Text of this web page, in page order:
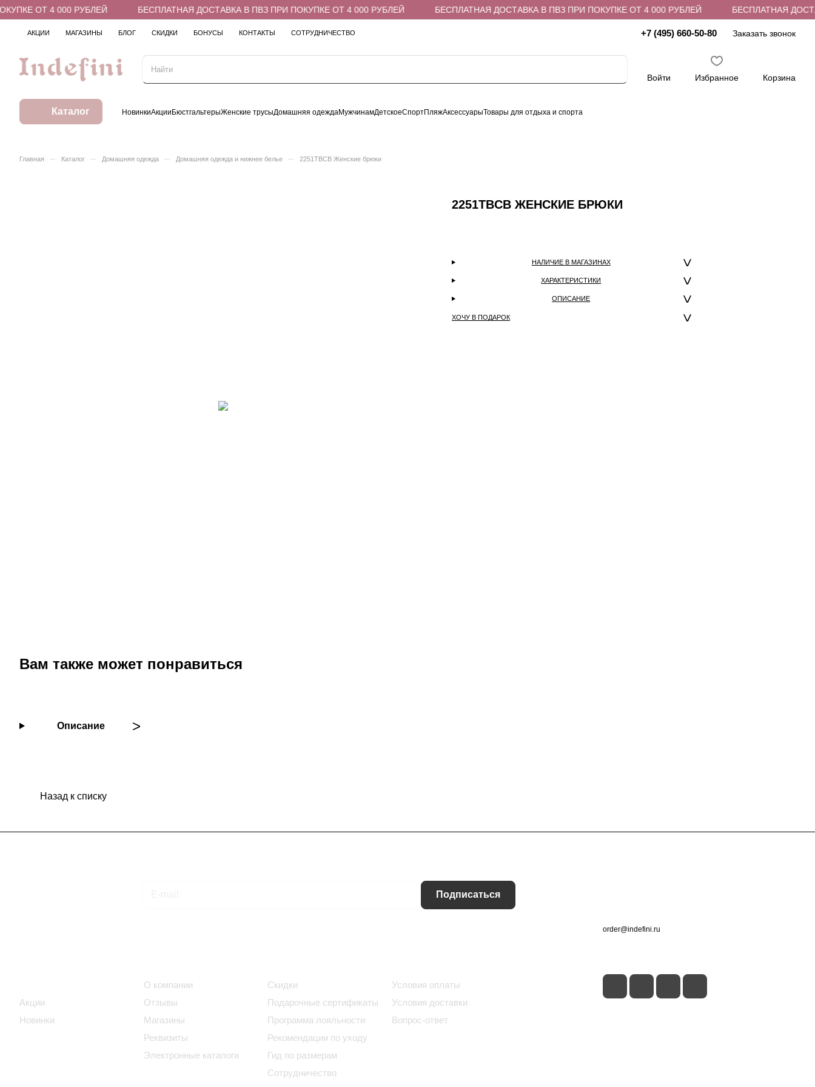
ОТ 4 000 РУБЛЕЙ БЕСПЛАТНАЯ ДОСТАВКА В ПВЗ ПРИ ПОКУПКЕ ОТ 4 000 РУБЛЕЙ БЕСПЛАТНАЯ ДОСТАВКА В ПВЗ ПРИ ПОКУПКЕ ОТ 4 000 РУБЛЕЙ БЕСПЛАТНАЯ
АКЦИИ МАГАЗИНЫ БЛОГ СКИДКИ БОНУСЫ КОНТАКТЫ СОТРУДНИЧЕСТВО +7 (495) 660-50-80 Заказать звонок
Войти Избранное Корзина
Каталог НовинкиАкцииБюстгальтерыЖенские трусыДомашняя одеждаМужчинамДетскоеСпортПляжАксессуарыТовары для отдыха и спорта
Главная – Каталог – Домашняя одежда – Домашняя одежда и нижнее белье – 2251TBCB Женские брюки
2251TBCB ЖЕНСКИЕ БРЮКИ
НАЛИЧИЕ В МАГАЗИНАХ
ХАРАКТЕРИСТИКИ
ОПИСАНИЕ
ХОЧУ В ПОДАРОК
Вам также может понравиться
Описание
Назад к списку
Подписаться
Акции
Новинки
О компании
Отзывы
Магазины
Реквизиты
Электронные каталоги
Скидки
Подарочные сертификаты
Программа лояльности
Рекомендации по уходу
Гид по размерам
Сотрудничество
Условия оплаты
Условия доставки
Вопрос-ответ
order@indefini.ru